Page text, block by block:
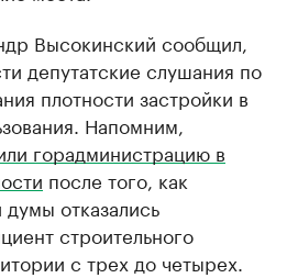
Высокинский сообщил,
депутатские слушания по
плотности застройки в
Напомним,
горадминистрацию в
после того, как
отказались
строительного
с трех до четырех.